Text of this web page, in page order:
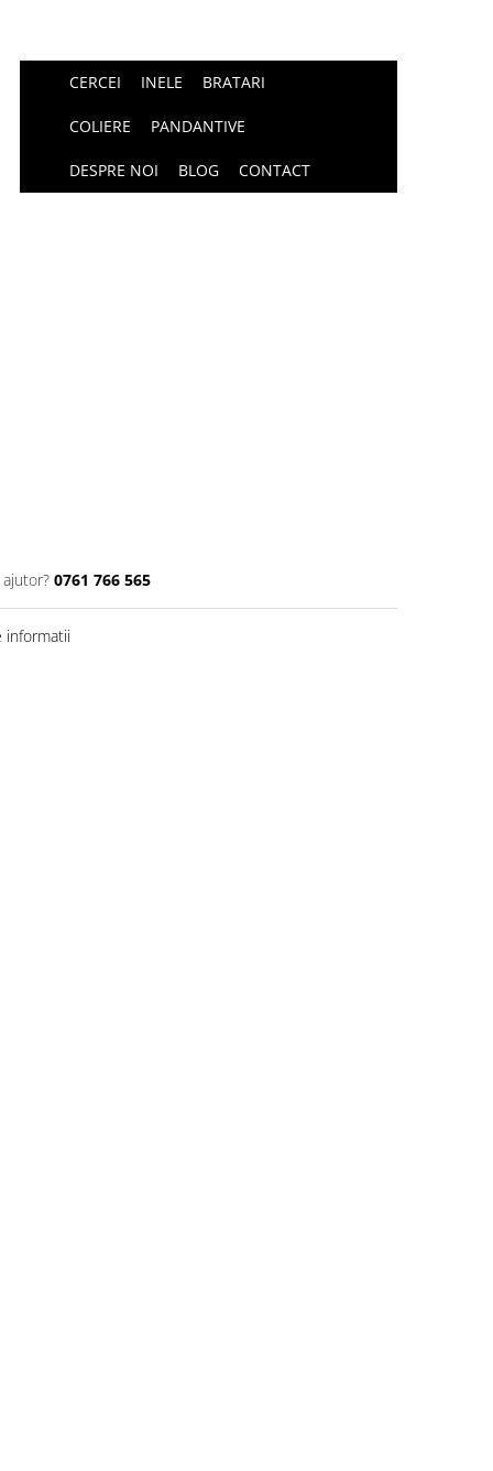
CERCEI INELE BRATARI
COLIERE PANDANTIVE
DESPRE NOI BLOG CONTACT
0761 766 565
informatii